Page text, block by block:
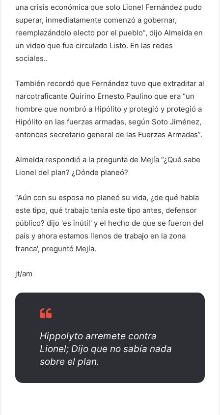
una crisis económica que solo Lionel Fernández pudo
superar, inmediatamente comenzó a gobernar,
reemplazándolo electo por el pueblo”, dijo Almeida en
un video que fue circulado Listo. En las redes
sociales..
También recordó que Fernández tuvo que extraditar al
narcotraficante Quirino Ernesto Paulino que era “un
hombre que nombró a Hipólito y protegió y protegió a
Hipólito en las fuerzas armadas, según Soto Jiménez,
entonces secretario general de las Fuerzas Armadas”.
Almeida respondió a la pregunta de Mejía “¿Qué sabe
Lionel del plan? ¿Dónde planeó?
“Aún con su esposa no planeó su vida, ¿de qué habla
este tipo, qué trabajo tenía este tipo antes, defensor
público? dijo 'es inútil' y el hecho de que se fueron del
país y ahora estamos llenos de trabajo en la zona
franca', preguntó Mejía.
jt/am
Hippolyto arremete contra
Lionel; Dijo que no sabía nada
sobre el plan.